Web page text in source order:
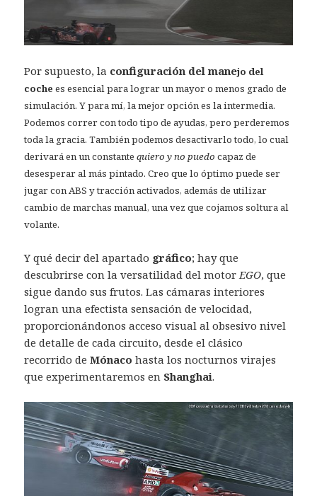
Por supuesto, la configuración del manejo del
coche es esencial para lograr un mayor o menos grado de
simulación. Y para mí, la mejor opción es la intermedia.
Podemos correr con todo tipo de ayudas, pero perderemos
toda la gracia. También podemos desactivarlo todo, lo cual
derivará en un constantequiero y no puedocapaz de
desesperar al más pintado. Creo que lo óptimo puede ser
jugar con ABS y tracción activados, además de utilizar
cambio de marchas manual, una vez que cojamos soltura al
volante.
Y qué decir del apartado gráfico; hay que
descubrirse con la versatilidad del motorEGO, que
sigue dando sus frutos. Las cámaras interiores
logran una efectista sensación de velocidad,
proporcionándonos acceso visual al obsesivo nivel
de detalle de cada circuito, desde el clásico
recorrido deMónaco hasta los nocturnos virajes
que experimentaremos en Shanghai.